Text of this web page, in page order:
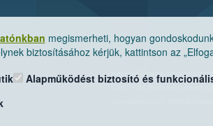
megismerheti, hogyan
biztosításához kérjük, kattintson az
Alapműködést biztosító ésNemzeti Élelmiszerlánc-